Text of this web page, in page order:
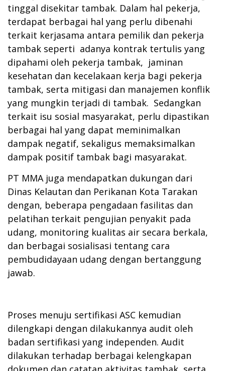
tinggal disekitar tambak. Dalam hal pekerja,
terdapat berbagai hal yang perlu dibenahi
terkait kerjasama antara pemilik dan pekerja
tambak seperti adanya kontrak tertulis yang
dipahami oleh pekerja tambak, jaminan
kesehatan dan kecelakaan kerja bagi pekerja
tambak, serta mitigasi dan manajemen konflik
yang mungkin terjadi di tambak. Sedangkan
terkait isu sosial masyarakat, perlu dipastikan
berbagai hal yang dapat meminimalkan
dampak negatif, sekaligus memaksimalkan
dampak positif tambak bagi masyarakat.
PT MMA juga mendapatkan dukungan dari
Dinas Kelautan dan Perikanan Kota Tarakan
dengan, beberapa pengadaan fasilitas dan
pelatihan terkait pengujian penyakit pada
udang, monitoring kualitas air secara berkala,
dan berbagai sosialisasi tentang cara
pembudidayaan udang dengan bertanggung
jawab.
Proses menuju sertifikasi ASC kemudian
dilengkapi dengan dilakukannya audit oleh
badan sertifikasi yang independen. Audit
dilakukan terhadap berbagai kelengkapan